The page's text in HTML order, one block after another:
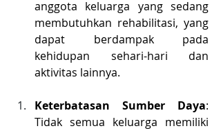
anggota keluarga yang sedang
membutuhkan rehabilitasi, yang
dapat berdampak pada
kehidupan sehari-hari dan
aktivitas lainnya.
Keterbatasan Sumber Daya:
Tidak semua keluarga memiliki